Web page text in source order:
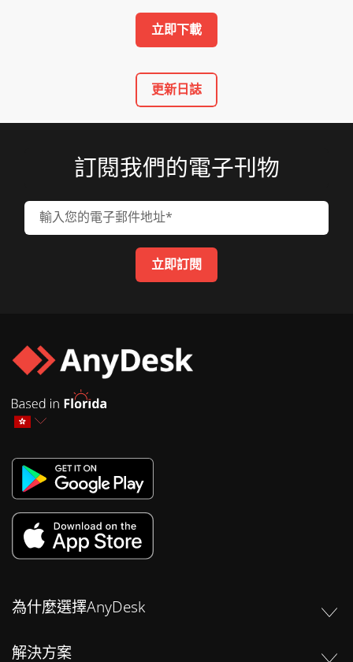
立即下載
更新日誌
訂閱我們的電子刊物
立即訂閱
為什麼選擇AnyDesk
解決方案